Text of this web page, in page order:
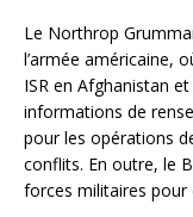
Le Northrop
l’armée américaine,
ISR en Afghanistan
informations de
pour les opérations
conflits. En outre, le
forces militaires pour